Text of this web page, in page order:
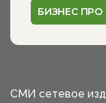
БИЗНЕС
СМИ сетевое